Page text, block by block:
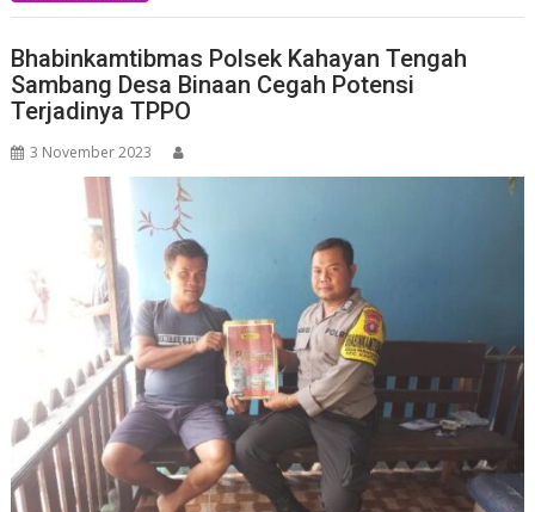
Bhabinkamtibmas Polsek Kahayan Tengah
Sambang Desa Binaan Cegah Potensi
Terjadinya TPPO
3 November 2023